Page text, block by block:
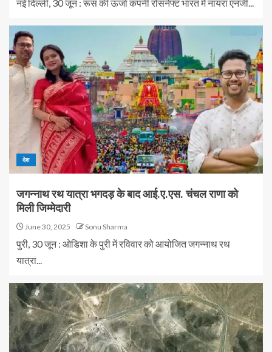
नई दिल्ली, 30 जून : रूस की ऊर्जा कंपनी रोसनेफ्ट भारत में नायरा एनर्जी...
देश
जगन्नाथ रथ यात्रा भगदड़ के बाद आई.ए.एस. चंचल राणा को
मिली जिम्मेदारी
June 30, 2025 Sonu Sharma
पुरी, 30 जून : ओडिशा के पुरी में रविवार को आयोजित जगन्नाथ रथ
यात्रा...